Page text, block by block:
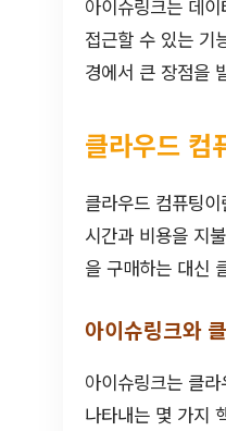
아이슈링크는 데
접근할 수 있는 기
경에서 큰 장점을
클라우드 컴
클라우드 컴퓨팅
시간과 비용을 지
을 구매하는 대신
아이슈링크와
아이슈링크는 클
나타내는 몇 가지